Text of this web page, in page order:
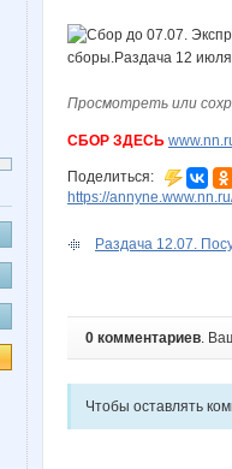
Просмотреть или
СБОР ЗДЕСЬ
Поделиться:
https://
Раздача 12.07.
0 комментариев.
Чтобы оставлять